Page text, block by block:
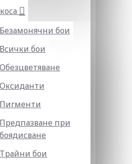
Безамонячни бои
Всички бои
Обезцветяване
Оксиданти
Пигменти
Предпазване при
боядисване
Трайни бои